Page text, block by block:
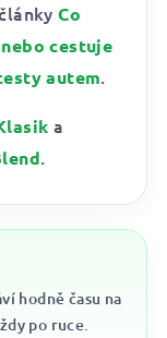
Co
cestuje
autem.
a
.
hodně času na
po ruce.